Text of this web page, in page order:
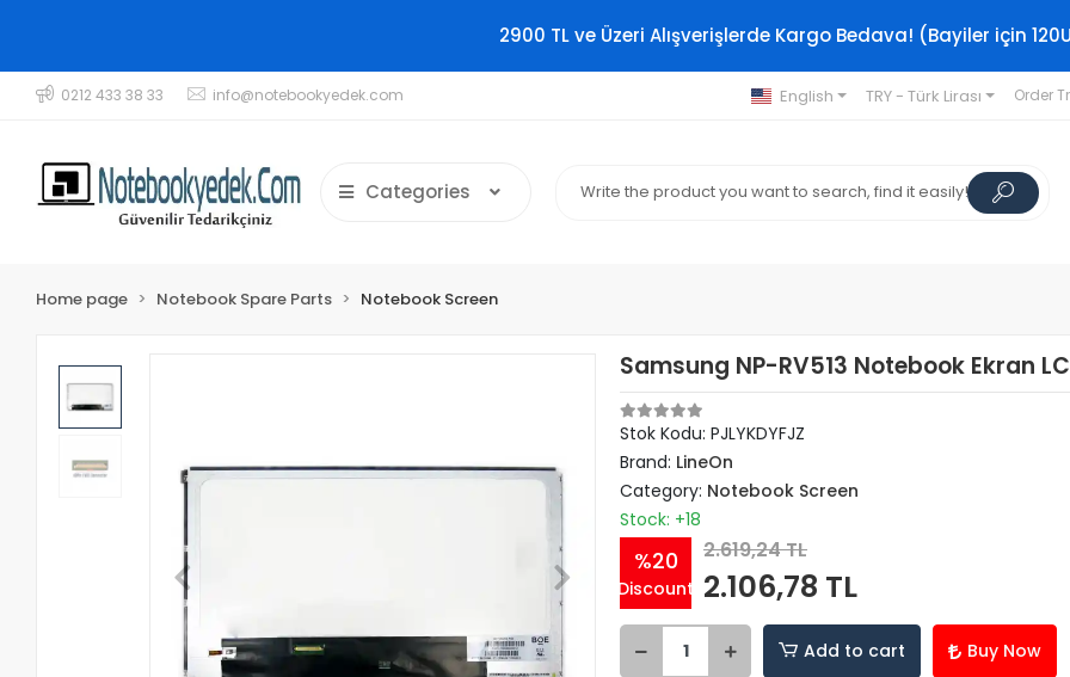
2900 TL ve Üzeri Alışverişlerde Kargo Bedava! (Bayiler için
0212 433 38 33 info@notebookyedek.com English TRY - Türk Lirası Order
Categories
Home page Notebook Spare Parts Notebook Screen
Samsung NP-RV513 Notebook Ekran
Stok Kodu: PJLYKDYFJZ
Brand: LineOn
Category: Notebook Screen
Stock: +18
%20
Discount
2.619,24 TL
2.106,78 TL
Add to cart Buy Now